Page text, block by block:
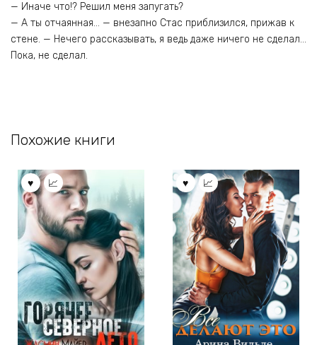
— Иначе что!? Решил меня запугать?
— А ты отчаянная… — внезапно Стас приблизился, прижав к
стене. — Нечего рассказывать, я ведь даже ничего не сделал…
Пока, не сделал.
Похожие книги